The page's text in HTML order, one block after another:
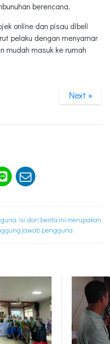
berencana.
online dan pisau dibeli
pelaku dengan menyamar
mudah masuk ke rumah
Next »
isi dari berita ini merupakan
jawab pengguna